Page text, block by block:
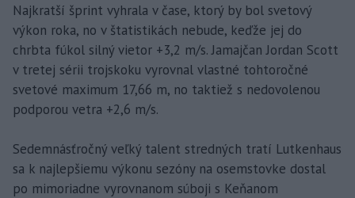
Najkratší šprint vyhrala v čase, ktorý by bol svetový
výkon roka, no v štatistikách nebude, keďže jej do
chrbta fúkol silný vietor +3,2 m/s. Jamajčan Jordan Scott
v tretej sérii trojskoku vyrovnal vlastné tohtoročné
svetové maximum 17,66 m, no taktiež s nedovolenou
podporou vetra +2,6 m/s.
Sedemnásťročný veľký talent stredných tratí Lutkenhaus
sa k najlepšiemu výkonu sezóny na osemstovke dostal
po mimoriadne vyrovnanom súboji s Keňanom